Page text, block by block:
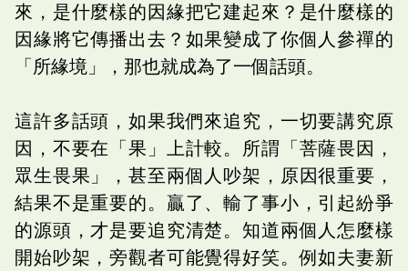
來，是什麼樣的因緣把它建起來？是什麼樣的
因緣將它傳播出去？如果變成了你個人參禪的
「所緣境」，那也就成為了一個話頭。
這許多話頭，如果我們來追究，一切要講究原
因，不要在「果」上計較。所謂「菩薩畏因，
眾生畏果」，甚至兩個人吵架，原因很重要，
結果不是重要的。贏了、輸了事小，引起紛爭
的源頭，才是要追究清楚。知道兩個人怎麼樣
開始吵架，旁觀者可能覺得好笑。例如夫妻新